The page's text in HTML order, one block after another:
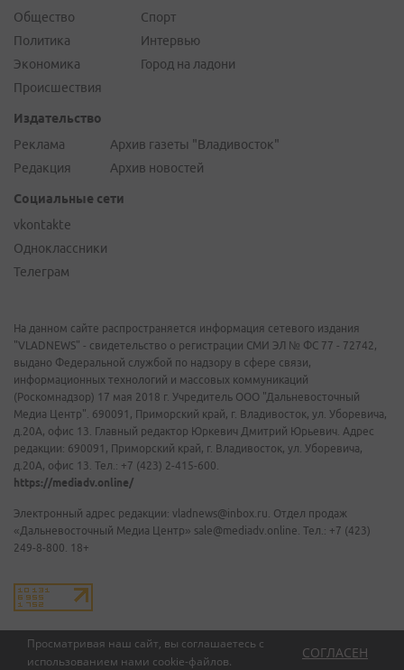
Просматривая наш сайт, вы соглашаетесь с
использованием нами cookie-файлов.
СОГЛАСЕН
Общество
Политика
Экономика
Происшествия
Спорт
Интервью
Город на ладони
Издательство
Реклама
Редакция
Архив газеты "Владивосток"
Архив новостей
Социальные сети
vkontakte
Одноклассники
Телеграм
На данном сайте распространяется информация сетевого издания
"VLADNEWS" - свидетельство о регистрации СМИ ЭЛ № ФС 77 - 72742,
выдано Федеральной службой по надзору в сфере связи,
информационных технологий и массовых коммуникаций
(Роскомнадзор) 17 мая 2018 г. Учредитель ООО "Дальневосточный
Медиа Центр". 690091, Приморский край, г. Владивосток, ул. Уборевича,
д.20А, офис 13. Главный редактор Юркевич Дмитрий Юрьевич. Адрес
редакции: 690091, Приморский край, г. Владивосток, ул. Уборевича,
д.20А, офис 13. Тел.: +7 (423) 2-415-600.
https://mediadv.online/
Электронный адрес редакции: vladnews@inbox.ru. Отдел продаж
«Дальневосточный Медиа Центр» sale@mediadv.online. Тел.: +7 (423)
249-8-800. 18+